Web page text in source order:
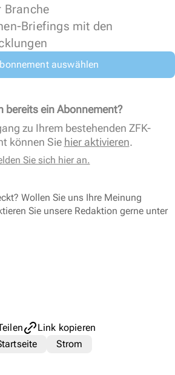
Branche
Briefings mit den
auswählen
bereits ein Abonnement?
zu Ihrem bestehenden ZFK-
können Sie hier aktivieren.
Sie sich hier an.
Wollen Sie uns Ihre Meinung
Sie unsere Redaktion gerne unter
Link kopieren
Strom